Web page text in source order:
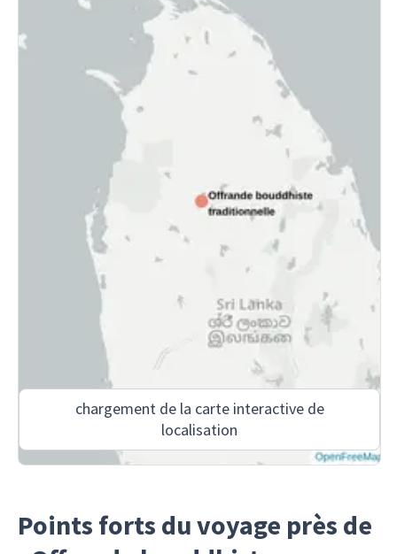
chargement de la carte interactive de
localisation
Points forts du voyage près de